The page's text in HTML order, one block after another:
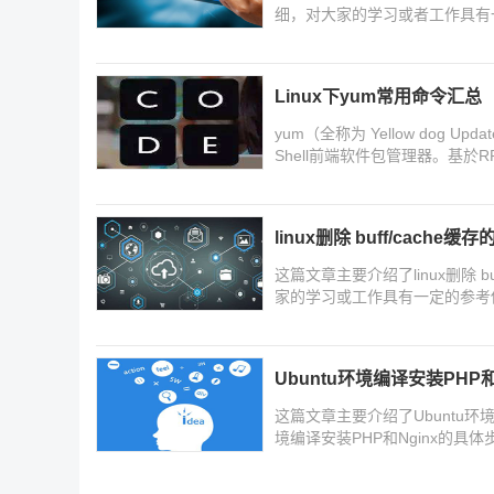
细，对大家的学习或者工作具
Linux下yum常用命令汇总
yum（全称为 Yellow dog
Shell前端软件包管理器。基於
linux删除 buff/cache缓存
这篇文章主要介绍了linux删除
家的学习或工作具有一定的参
Ubuntu环境编译安装PHP
这篇文章主要介绍了Ubuntu环
境编译安装PHP和Nginx的具体